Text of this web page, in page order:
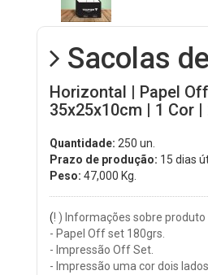
Sacolas
Horizontal | Papel
35x25x10cm | 1 Cor |
Quantidade: 250 un.
Prazo de produção: 15 dias
Peso: 47,000 Kg.
(! ) Informações sobre produto
- Papel Off set 180grs.
- Impressão Off Set.
- Impressão uma cor dois lados.